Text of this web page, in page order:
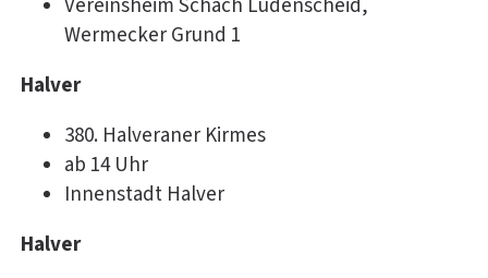
Wermecker Grund 1
Halver
380. Halveraner Kirmes
ab 14 Uhr
Innenstadt Halver
Halver